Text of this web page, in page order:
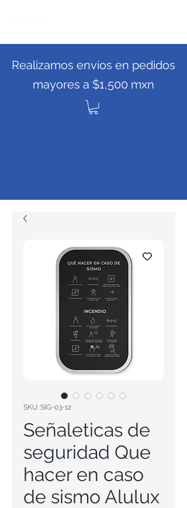
Realizamos envíos en pedidos
mayores a $1,500 mxn
SKU: SIG-03-12
Señaleticas de
seguridad Que
hacer en caso
de sismo Alulux